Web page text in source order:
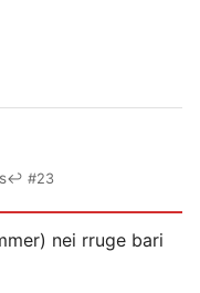
↩ #23
nei rruge bari